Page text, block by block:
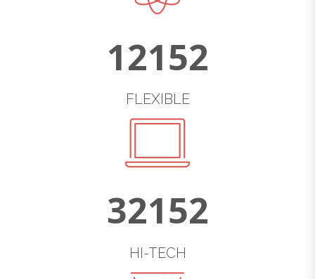
12152
FLEXIBLE
32152
HI-TECH